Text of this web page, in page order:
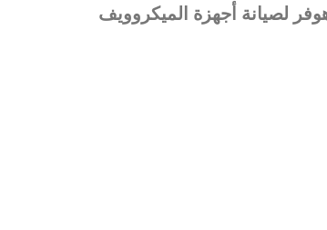
لصيانة أجهزة الميكروويف